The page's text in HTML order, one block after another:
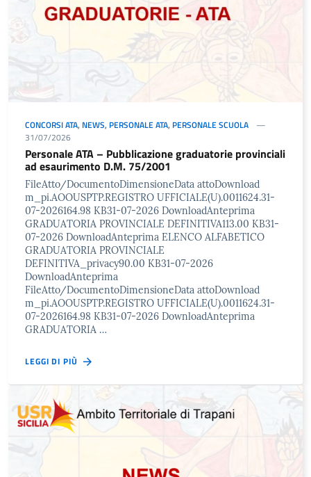
CONCORSI ATA, NEWS, PERSONALE ATA, PERSONALE SCUOLA
31/07/2026
Personale ATA – Pubblicazione graduatorie provinciali
ad esaurimento D.M. 75/2001
FileAtto/DocumentoDimensioneData attoDownload
m_pi.AOOUSPTP.REGISTRO UFFICIALE(U).0011624.31-
07-2026164.98 KB31-07-2026 DownloadAnteprima
GRADUATORIA PROVINCIALE DEFINITIVA113.00 KB31-
07-2026 DownloadAnteprima ELENCO ALFABETICO
GRADUATORIA PROVINCIALE
DEFINITIVA_privacy90.00 KB31-07-2026
DownloadAnteprima
FileAtto/DocumentoDimensioneData attoDownload
m_pi.AOOUSPTP.REGISTRO UFFICIALE(U).0011624.31-
07-2026164.98 KB31-07-2026 DownloadAnteprima
GRADUATORIA …
LEGGI DI PIÙ